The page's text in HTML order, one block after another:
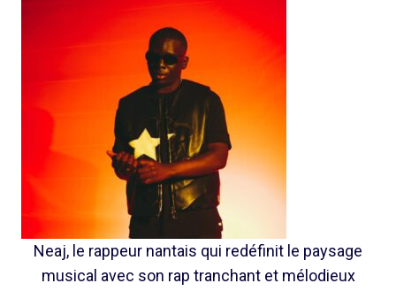
Neaj, le rappeur nantais qui redéfinit le paysage
musical avec son rap tranchant et mélodieux